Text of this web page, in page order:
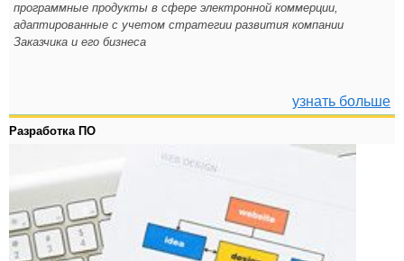
программные продукты в сфере электронной коммерции,
адаптированные с учетом стратегии развития компании
Заказчика и его бизнеса
узнать больше
Разработка ПО